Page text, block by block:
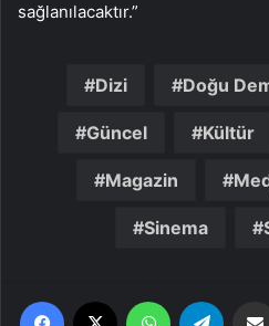
sağlanılacaktır.”
Dizi Doğu
Güncel Kültür
Magazin
Sinema
Facebook WhatsApp